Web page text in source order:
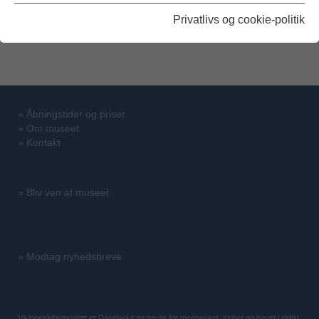
Privatlivs og cookie-politik
Oprettet af Sabine Stubbe Østergaard
» Åbningstider og priser
» Om museet
» Kontakt
» Bliv ven af museet
» Modtag nyhedsbreve